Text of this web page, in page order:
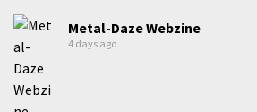
Metal-Daze Webzine
4 days ago